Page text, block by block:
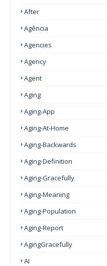
After
Agência
Agencies
Agency
Agent
Aging
Aging-App
Aging-At-Home
Aging-Backwards
Aging-Definition
Aging-Gracefully
Aging-Meaning
Aging-Population
Aging-Report
AgingGracefully
AI